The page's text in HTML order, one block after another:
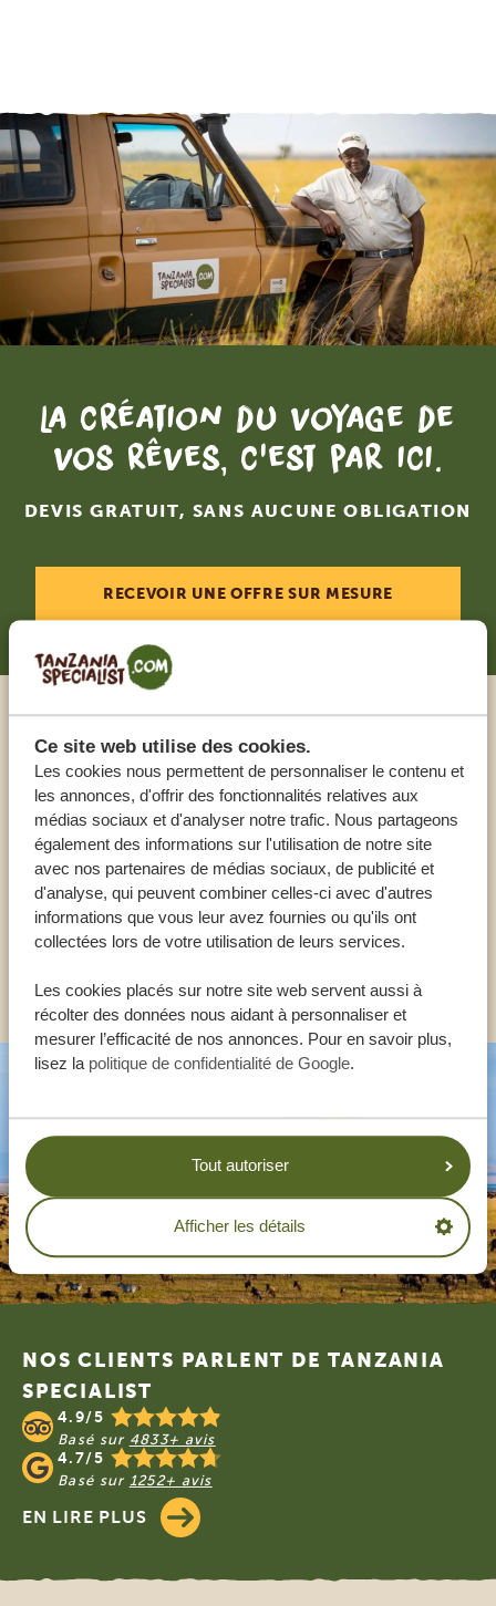
Ce site web utilise des cookies.
Les cookies nous permettent de personnaliser le contenu et
les annonces, d'offrir des fonctionnalités relatives aux
médias sociaux et d'analyser notre trafic. Nous partageons
également des informations sur l'utilisation de notre site
avec nos partenaires de médias sociaux, de publicité et
d'analyse, qui peuvent combiner celles-ci avec d'autres
informations que vous leur avez fournies ou qu'ils ont
collectées lors de votre utilisation de leurs services.
Les cookies placés sur notre site web servent aussi à
récolter des données nous aidant à personnaliser et
mesurer l’efficacité de nos annonces. Pour en savoir plus,
lisez la politique de confidentialité de Google.
Tout autoriser
Afficher les détails
La création du voyage de
vos rêves, c'est par ici.
DEVIS GRATUIT, SANS AUCUNE OBLIGATION
RECEVOIR UNE OFFRE SUR MESURE
Appeler un expert
NOS SPÉCIALISTES SONT LÀ POUR VOUS
AIDER
FR:+33 257 28 0079
Footer
NOS CLIENTS PARLENT DE TANZANIA
SPECIALIST
4.9/5
Basé sur 4833+ avis
4.7/5
Basé sur 1252+ avis
EN LIRE PLUS